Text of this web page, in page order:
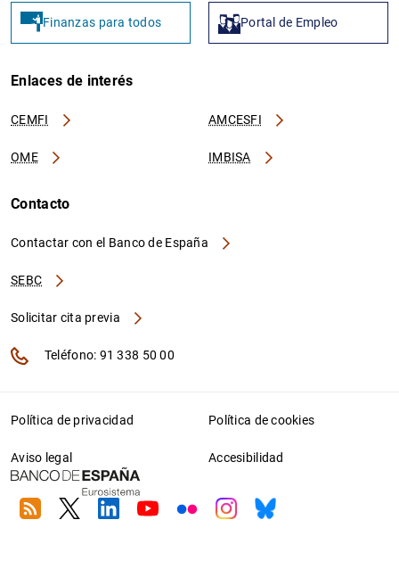
Finanzas para todos Portal de Empleo
Enlaces de interés
CEMFI AMCESFI
OME IMBISA
Contacto
Contactar con el Banco de España
SEBC
Solicitar cita previa
Teléfono: 91 338 50 00
Política de privacidad Política de cookies
Aviso legal Accesibilidad
RSS TwitterLinkedin
YoutubeFlickrInstagram
Bluesky